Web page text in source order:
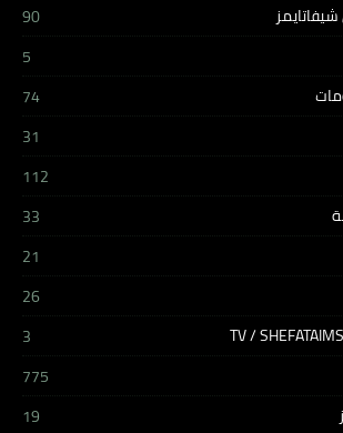
90
5
74
31
112
33
21
26
3
775
19